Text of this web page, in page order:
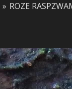
» ROZE